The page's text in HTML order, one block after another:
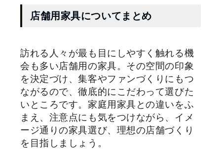
店舗用家具についてまとめ
訪れる人々が最も目にしやすく触れる機
会も多い店舗用の家具。その空間の印象
を決定づけ、集客やファンづくりにもつ
ながるので、徹底的にこだわって選びた
いところです。家庭用家具との違いをふ
まえ、注意点にも気をつけながら、イメ
ージ通りの家具選び、理想の店舗づくり
を目指しましょう。